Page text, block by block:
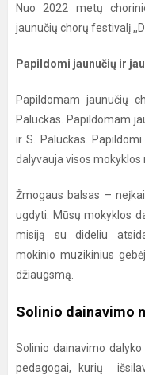
Nuo 2022 metų
jaunučių chorų festivalį
Papildomi jaunučių ir
Papildomam jaunučių
Paluckas. Papildomam
ir S. Paluckas.
dalyvauja visos mokyklos
Žmogaus balsas –
ugdyti. Mūsų mokyklos
misiją su dideliu
mokinio muzikinius
džiaugsmą.
Solinio dainavimo
Solinio dainavimo
pedagogai, kurių